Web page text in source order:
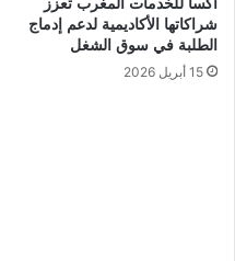
أكسا للخدمات المغرب تعزز
شراكاتها الأكاديمية لدعم إدماج
الطلبة في سوق الشغل
15 أبريل 2026